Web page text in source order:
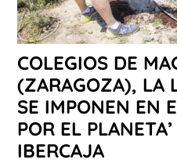
COLEGIOS DE
(ZARAGOZA), LA
SE IMPONEN EN
POR EL
IBERCAJA